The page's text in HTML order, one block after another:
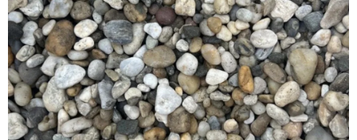
Prodejny Návody Blog Inspirace Kontakty